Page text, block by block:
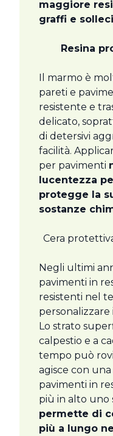
maggiore
graffi e
Resina
Il marmo è
pareti e
resistente e
delicato,
di detersivi
facilità.
per pavimenti
lucentezza
protegge la
sostanze
Cera
Negli ultimi
pavimenti in
resistenti nel
personalizzare
Lo strato
calpestio e a
tempo può
agisce con
pavimenti in
più in alto uno
permette di
più a lungo